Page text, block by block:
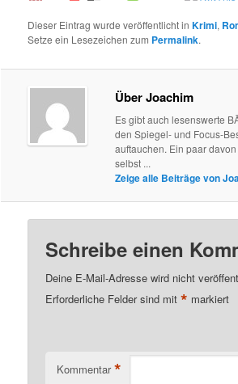
Dieser Eintrag wurde veröffentlicht inKrimi,
Setze ein Lesezeichen zum Permalink.
Über Joachim
Es gibt auch lesenswerte
den Spiegel- und Focus-
auftauchen. Ein paar
selbst ...
Zeige alle Beiträge von
Schreibe einen
Deine E-Mail-Adresse wird nicht
Erforderliche Felder sind mit* markiert
Kommentar *